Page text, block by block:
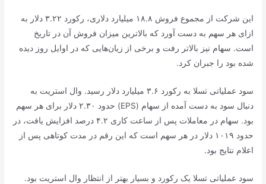
این شرکت از مجموع فروش ۱۸.۸ میلیارد دلاری، رکورد ۳.۲۲ دلار به
ازای هر سهم به دست آورد که بالاترین میزان فروش آن در تاریخ
است. سهام نیز بالاتر رفت و برخی از زیان‌هایی که در اوایل روز دیده
شده بود را جبران کرد.
سود عملیاتی تسلا به رکورد ۳.۶ میلیارد دلار رسید. وال استریت به
دنبال سود به دست آمده از سهام (EPS) حدود ۲.۳۰ دلار برای هر سهم
بود. سهام در معاملات پس از ساعت کاری ۴.۲ درصد افزایش یافت، در
حدود ۱۰۱۹ دلار در هر سهم است که این رقم در مدت کوتاهی پس از
اعلام نتایج بود.
سود عملیاتی تسلا یک رکورد و بسیار بهتر از انتظار وال استریت بود.